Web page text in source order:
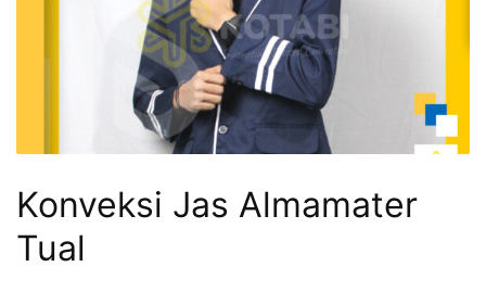
Konveksi Jas Almamater
Tual